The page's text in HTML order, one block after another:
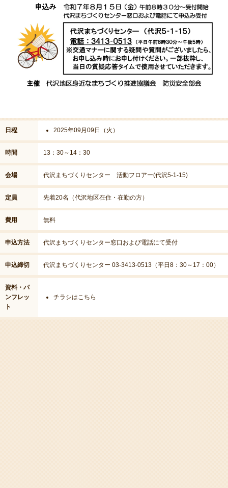
日程 2025年09月09日（火）
時間 13：30～14：30
会場 代沢まちづくりセンター 活動フロアー(代沢5-1-15)
定員 先着20名（代沢地区在住・在勤の方）
費用 無料
申込方法 代沢まちづくりセンター窓口および電話にて受付
申込締切 代沢まちづくりセンター 03-3413-0513（平日8：30～17：00）
資料・パ
ンフレッ
ト
チラシはこちら